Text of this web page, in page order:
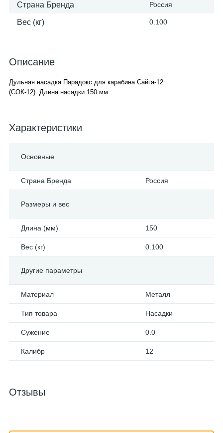
Страна Бренда Россия
Вес (кг) 0.100
Описание
Дульная насадка Парадокс для карабина Сайга-12
(СОК-12). Длина насадки 150 мм.
Характеристики
Основные
Страна Бренда Россия
Размеры и вес
Длина (мм) 150
Вес (кг) 0.100
Другие параметры
Материал Металл
Тип товара Насадки
Сужение 0.0
Калибр 12
Отзывы